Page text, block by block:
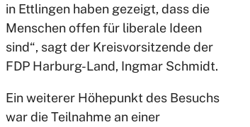
in Ettlingen haben gezeigt, dass die
Menschen offen für liberale Ideen
sind“, sagt der Kreisvorsitzende der
FDP Harburg-Land, Ingmar Schmidt.
Ein weiterer Höhepunkt des Besuchs
war die Teilnahme an einer